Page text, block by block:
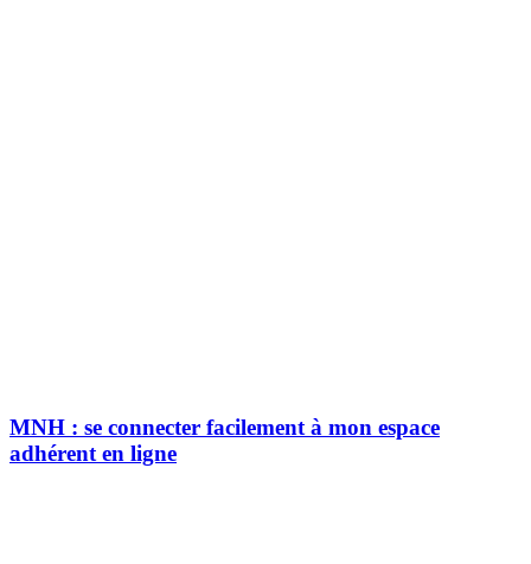
MNH : se connecter facilement à mon espace
adhérent en ligne